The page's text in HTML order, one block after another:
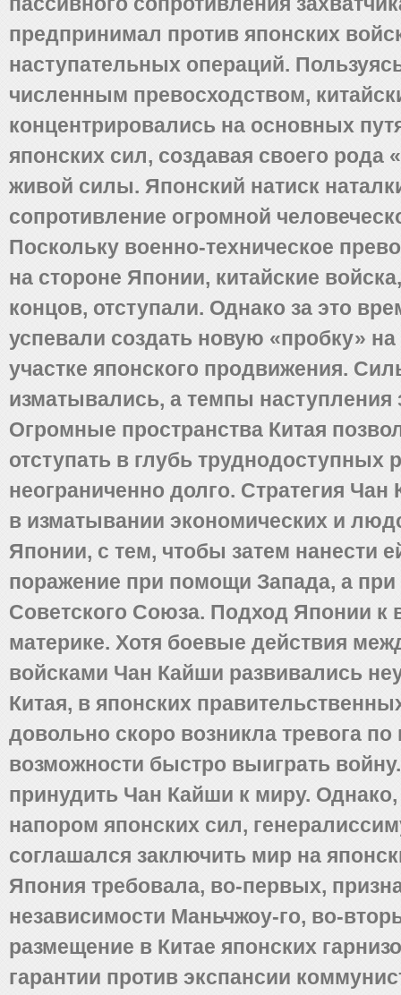
предпринимал против японских
наступательных операций.
численным превосходством,
концентрировались на основных
японских сил, создавая своего рода
живой силы. Японский натиск
сопротивление огромной
Поскольку военно-техническое
на стороне Японии, китайские
концов, отступали. Однако за это
успевали создать новую «пробку»
участке японского продвижения.
изматывались, а темпы наступления
Огромные пространства Китая
отступать в глубь труднодоступных
неограниченно долго. Стратегия Чан
в изматывании экономических и
Японии, с тем, чтобы затем нанести
поражение при помощи Запада, а при
Советского Союза. Подход Японии к
материке. Хотя боевые действия
войсками Чан Кайши развивались
Китая, в японских
довольно скоро возникла тревога по
возможности быстро выиграть
принудить Чан Кайши к миру. Однако,
напором японских сил,
соглашался заключить мир на
Япония требовала, во-первых,
независимости Маньчжоу-го, во-
размещение в Китае японских
гарантии против экспансии